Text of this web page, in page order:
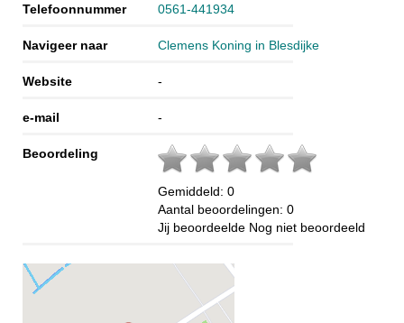
Telefoonnummer 0561-441934
Navigeer naar Clemens Koning in Blesdijke
Website -
e-mail -
Beoordeling
Gemiddeld: 0
Aantal beoordelingen: 0
Jij beoordeelde Nog niet beoordeeld